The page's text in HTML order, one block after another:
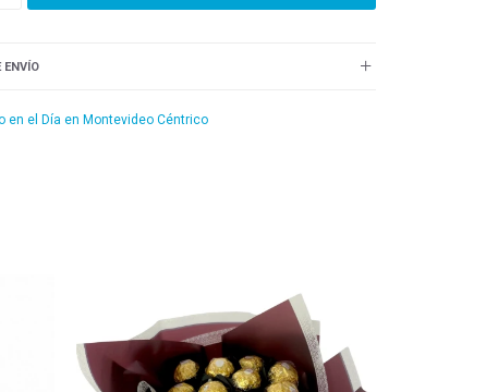
ENVÍO
en el Día en Montevideo Céntrico